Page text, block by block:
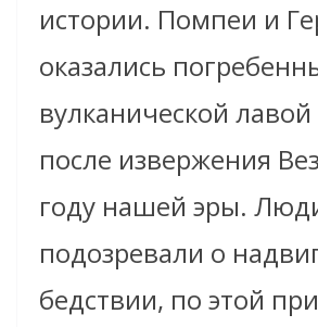
истории. Помпеи и
оказались
вулканической
после извержения
году нашей эры.
подозревали о
бедствии, по этой